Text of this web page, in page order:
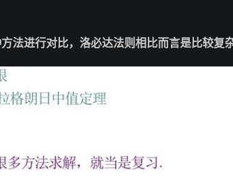
法进行对比，洛必达法则相比而言是比较复杂